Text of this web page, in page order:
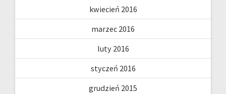
kwiecień 2016
marzec 2016
luty 2016
styczeń 2016
grudzień 2015